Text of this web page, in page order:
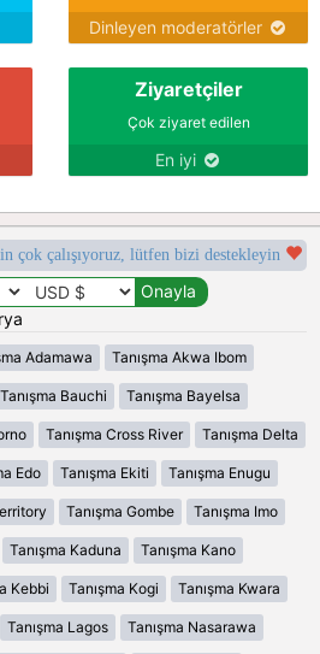
Dinleyen moderatörler
Ziyaretçiler
Çok ziyaret edilen
En iyi
çok çalışıyoruz, lütfen bizi destekleyin
Adamawa Tanışma Akwa Ibom
Tanışma Bauchi Tanışma Bayelsa
Tanışma Cross River Tanışma Delta
Edo Tanışma Ekiti Tanışma Enugu
Tanışma Gombe Tanışma Imo
Tanışma Kaduna Tanışma Kano
Kebbi Tanışma Kogi Tanışma Kwara
Tanışma Lagos Tanışma Nasarawa